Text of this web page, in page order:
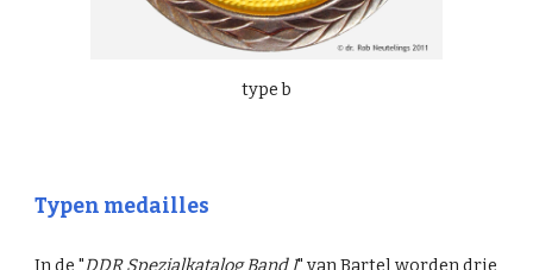
type b
Typen medailles
In de "DDR Spezialkatalog Band I" van Bartel worden drie